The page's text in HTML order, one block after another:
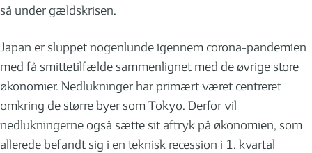
så under gældskrisen.
Japan er sluppet nogenlunde igennem corona-pandemien
med få smittetilfælde sammenlignet med de øvrige store
økonomier. Nedlukninger har primært været centreret
omkring de større byer som Tokyo. Derfor vil
nedlukningerne også sætte sit aftryk på økonomien, som
allerede befandt sig i en teknisk recession i 1. kvartal